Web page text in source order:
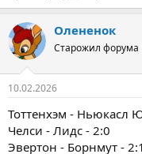
Олененок
Старожил форума
10.02.2026
Тоттенхэм - Ньюкасл
Челси - Лидс - 2:0
Эвертон - Борнмут - 2:1